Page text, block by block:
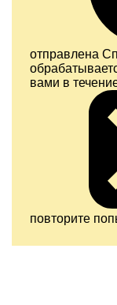
отправлена
вами в
повторите